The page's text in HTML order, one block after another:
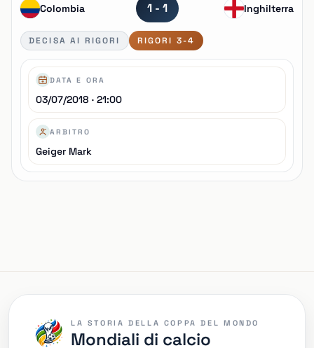
Colombia 1 - 1 Inghilterra
DECISA AI RIGORI RIGORI 3-4
DATA E ORA
03/07/2018 · 21:00
ARBITRO
Geiger Mark
LA STORIA DELLA COPPA DEL MONDO
Mondiali di calcio